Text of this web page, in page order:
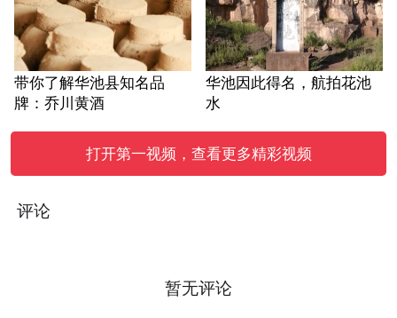
带你了解华池县知名品
牌：乔川黄酒
华池因此得名，航拍花池
水
打开第一视频，查看更多精彩视频
评论
暂无评论